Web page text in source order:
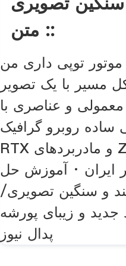
:: متن
توپی داری من
مسیر با یک تصویر
و عناصری با
روبرو گرافیک
RTX و مادربردهای Z390
ایران · آموزش حل
و سنگین تصویری/
و زیبای پورشه
پدال نیوز